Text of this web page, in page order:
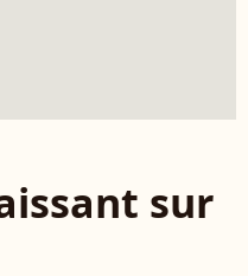
sur